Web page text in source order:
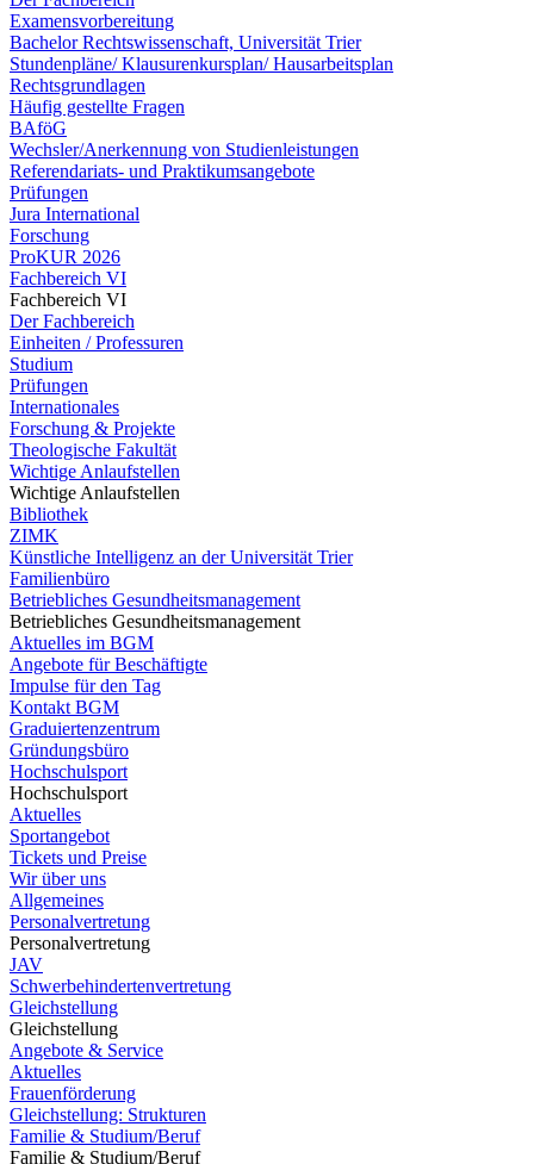
Examensvorbereitung
Bachelor Rechtswissenschaft, Universität Trier
Stundenpläne/ Klausurenkursplan/ Hausarbeitsplan
Rechtsgrundlagen
Häufig gestellte Fragen
BAföG
Wechsler/Anerkennung von Studienleistungen
Referendariats- und Praktikumsangebote
Prüfungen
Jura International
Forschung
ProKUR 2026
Fachbereich VI
Fachbereich VI
Der Fachbereich
Einheiten / Professuren
Studium
Prüfungen
Internationales
Forschung & Projekte
Theologische Fakultät
Wichtige Anlaufstellen
Wichtige Anlaufstellen
Bibliothek
ZIMK
Künstliche Intelligenz an der Universität Trier
Familienbüro
Betriebliches Gesundheitsmanagement
Betriebliches Gesundheitsmanagement
Aktuelles im BGM
Angebote für Beschäftigte
Impulse für den Tag
Kontakt BGM
Graduiertenzentrum
Gründungsbüro
Hochschulsport
Hochschulsport
Aktuelles
Sportangebot
Tickets und Preise
Wir über uns
Allgemeines
Personalvertretung
Personalvertretung
JAV
Schwerbehindertenvertretung
Gleichstellung
Gleichstellung
Angebote & Service
Aktuelles
Frauenförderung
Gleichstellung: Strukturen
Familie & Studium/Beruf
Familie & Studium/Beruf